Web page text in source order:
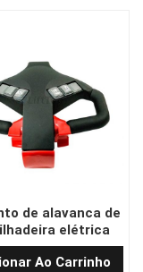
de alavanca de
elétrica
para MIMA
Ao Carrinho